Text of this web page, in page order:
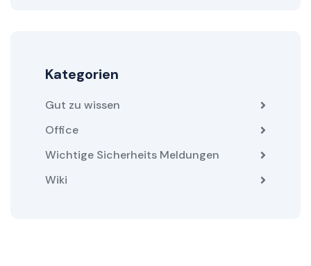
Kategorien
Gut zu wissen
Office
Wichtige Sicherheits Meldungen
Wiki